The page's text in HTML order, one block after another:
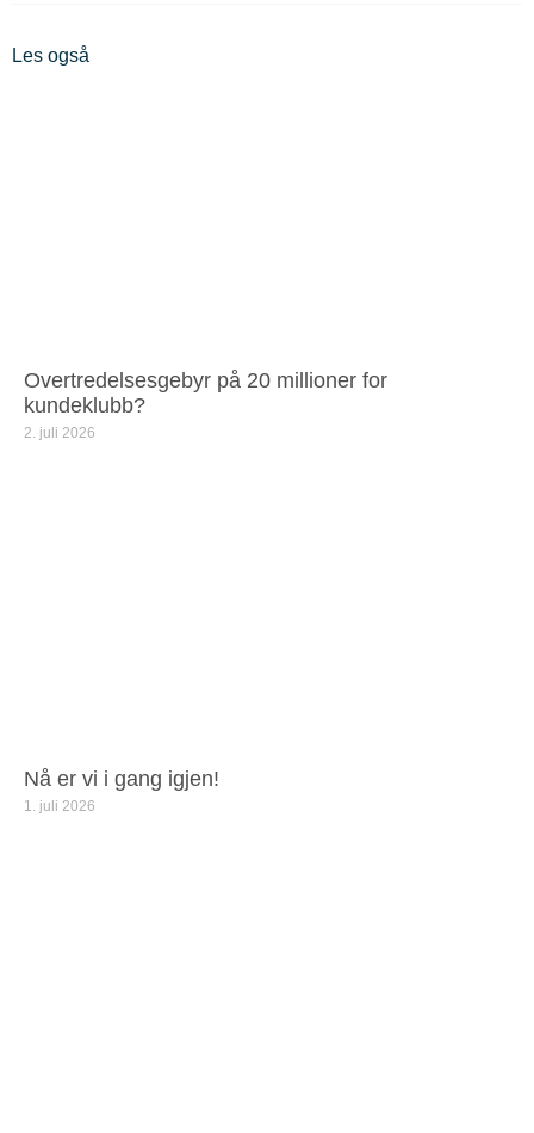
Les også
Overtredelsesgebyr på 20 millioner for
kundeklubb?
2. juli 2026
Nå er vi i gang igjen!
1. juli 2026